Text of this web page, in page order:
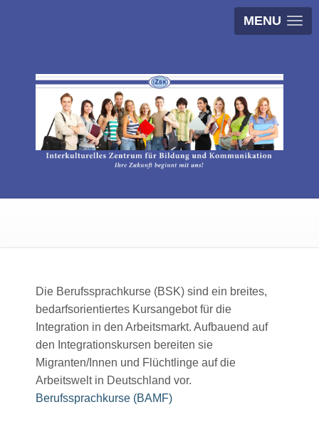
MENU
Die Berufssprachkurse (BSK) sind ein breites,
bedarfsorientiertes Kursangebot für die
Integration in den Arbeitsmarkt. Aufbauend auf
den Integrationskursen bereiten sie
Migranten/Innen und Flüchtlinge auf die
Arbeitswelt in Deutschland vor.
Berufssprachkurse (BAMF)